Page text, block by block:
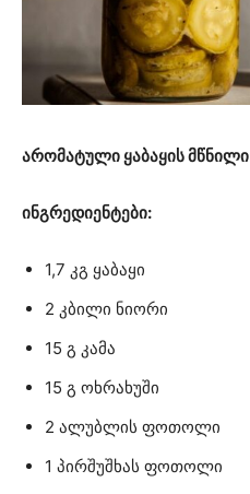
არომატული ყაბაყის მწნილი
ინგრედიენტები:
1,7 კგ ყაბაყი
2 კბილი ნიორი
15 გ კამა
15 გ ოხრახუში
2 ალუბლის ფოთოლი
1 პირშუშხას ფოთოლი